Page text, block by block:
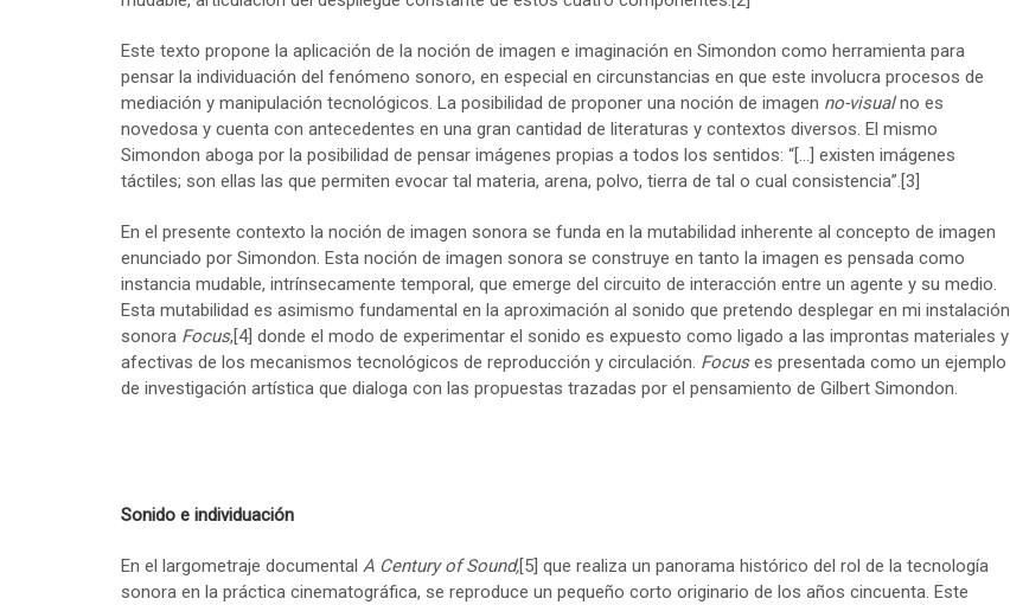
Este texto propone la aplicación de la noción de imagen e imaginación en Simondon como herramienta para
pensar la individuación del fenómeno sonoro, en especial en circunstancias en que este involucra procesos de
mediación y manipulación tecnológicos. La posibilidad de proponer una noción de imagen no-visualno es
novedosa y cuenta con antecedentes en una gran cantidad de literaturas y contextos diversos. El mismo
Simondon aboga por la posibilidad de pensar imágenes propias a todos los sentidos: “[…] existen imágenes
táctiles; son ellas las que permiten evocar tal materia, arena, polvo, tierra de tal o cual consistencia”.[3]
En el presente contexto la noción de imagen sonora se funda en la mutabilidad inherente al concepto de imagen
enunciado por Simondon. Esta noción de imagen sonora se construye en tanto la imagen es pensada como
instancia mudable, intrínsecamente temporal, que emerge del circuito de interacción entre un agente y su medio.
Esta mutabilidad es asimismo fundamental en la aproximación al sonido que pretendo desplegar en mi instalación
sonora Focus,[4] donde el modo de experimentar el sonido es expuesto como ligado a las improntas materiales y
afectivas de los mecanismos tecnológicos de reproducción y circulación. Focuses presentada como un ejemplo
de investigación artística que dialoga con las propuestas trazadas por el pensamiento de Gilbert Simondon.
Sonido e individuación
En el largometraje documental A Century of Sound,[5] que realiza un panorama histórico del rol de la tecnología
sonora en la práctica cinematográfica, se reproduce un pequeño corto originario de los años cincuenta. Este